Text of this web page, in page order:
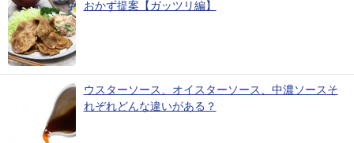
おかず提案【ガッツリ編】
ウスターソース、オイスターソース、中濃ソースそ
れぞれどんな違いがある？